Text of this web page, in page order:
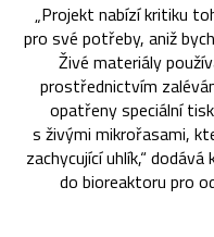
„Projekt nabízí kritiku
pro své potřeby, aniž
Živé materiály
prostřednictvím
opatřeny speciální
s živými mikrořasami,
zachycující uhlík,“
do bioreaktoru pro